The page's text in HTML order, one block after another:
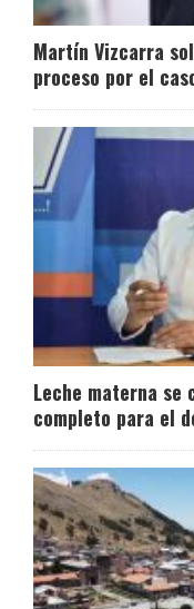
Martín Vizcarra
proceso por el
Leche materna se
completo para el